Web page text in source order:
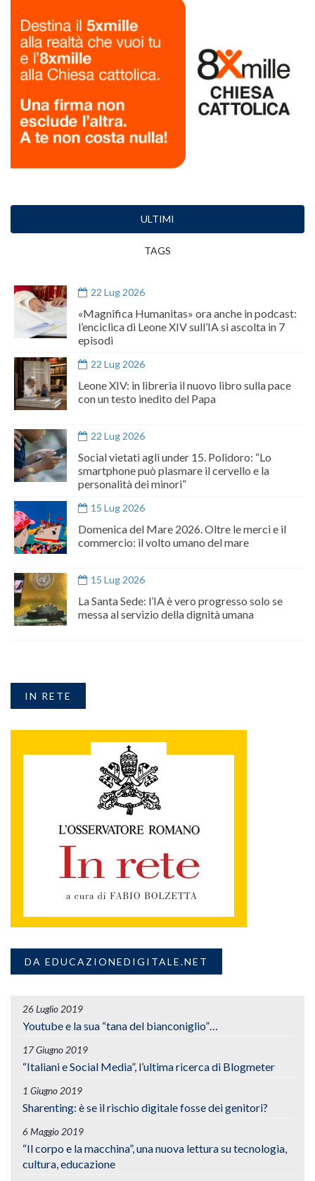
ULTIMI
TAGS
22 Lug 2026
«Magnifica Humanitas» ora anche in podcast:
l’enciclica di Leone XIV sull’IA si ascolta in 7
episodi
22 Lug 2026
Leone XIV: in libreria il nuovo libro sulla pace
con un testo inedito del Papa
22 Lug 2026
Social vietati agli under 15. Polidoro: “Lo
smartphone può plasmare il cervello e la
personalità dei minori”
15 Lug 2026
Domenica del Mare 2026. Oltre le merci e il
commercio: il volto umano del mare
15 Lug 2026
La Santa Sede: l’IA è vero progresso solo se
messa al servizio della dignità umana
IN RETE
DA EDUCAZIONEDIGITALE.NET
26 Luglio 2019
Youtube e la sua “tana del bianconiglio”…
17 Giugno 2019
“Italiani e Social Media”, l’ultima ricerca di Blogmeter
1 Giugno 2019
Sharenting: è se il rischio digitale fosse dei genitori?
6 Maggio 2019
“Il corpo e la macchina”, una nuova lettura su tecnologia,
cultura, educazione